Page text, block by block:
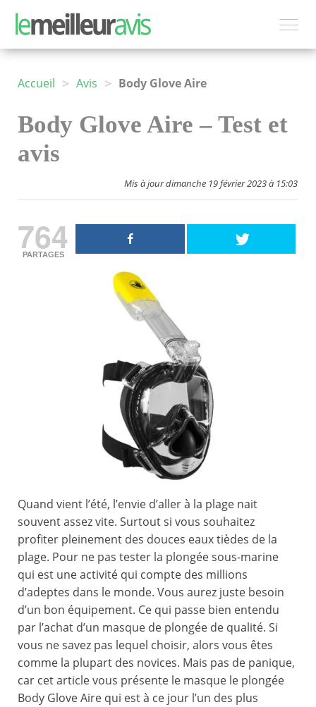
Accueil > Avis > Body Glove Aire
Body Glove Aire – Test et
avis
Mis à jour dimanche 19 février 2023 à 15:03
764
PARTAGES
Quand vient l’été, l’envie d’aller à la plage nait
souvent assez vite. Surtout si vous souhaitez
profiter pleinement des douces eaux tièdes de la
plage. Pour ne pas tester la plongée sous-marine
qui est une activité qui compte des millions
d’adeptes dans le monde. Vous aurez juste besoin
d’un bon équipement. Ce qui passe bien entendu
par l’achat d’un masque de plongée de qualité. Si
vous ne savez pas lequel choisir, alors vous êtes
comme la plupart des novices. Mais pas de panique,
car cet article vous présente le masque le plongée
Body Glove Aire qui est à ce jour l’un des plus